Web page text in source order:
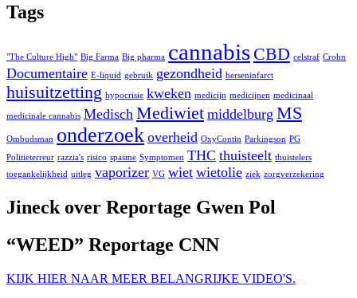
Tags
"The Culture High" Big Farma Big pharma cannabis CBD celstraf Crohn
Documentaire E-liquid gebruik gezondheid herseninfarct
huisuitzetting hypocrisie kweken medicijn medicijnen medicinaal
medicinale cannabis Medisch Mediwiet middelburg MS
Ombudsman onderzoek overheid OxyContin Parkingson PG
Politieterreur razzia's risico spasme Symptomen THC thuisteelt thuistelers
toegankelijkheid uitleg vaporizer VG wiet wietolie ziek zorgverzekering
Jineck over Reportage Gwen Pol
“WEED” Reportage CNN
KIJK HIER NAAR MEER BELANGRIJKE VIDEO'S.